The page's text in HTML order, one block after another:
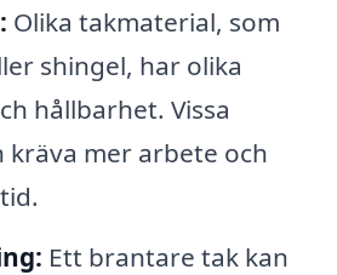
Olika takmaterial, som
shingel, har olika
hållbarhet. Vissa
kräva mer arbete och
Ett brantare tak kan